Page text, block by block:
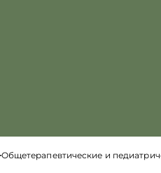
Общетерапевтические и